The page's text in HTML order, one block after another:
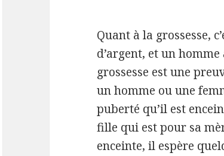
Quant à la grossesse,
d’argent, et un
grossesse est une
un homme ou une
puberté qu’il est
fille qui est pour sa
enceinte, il espère